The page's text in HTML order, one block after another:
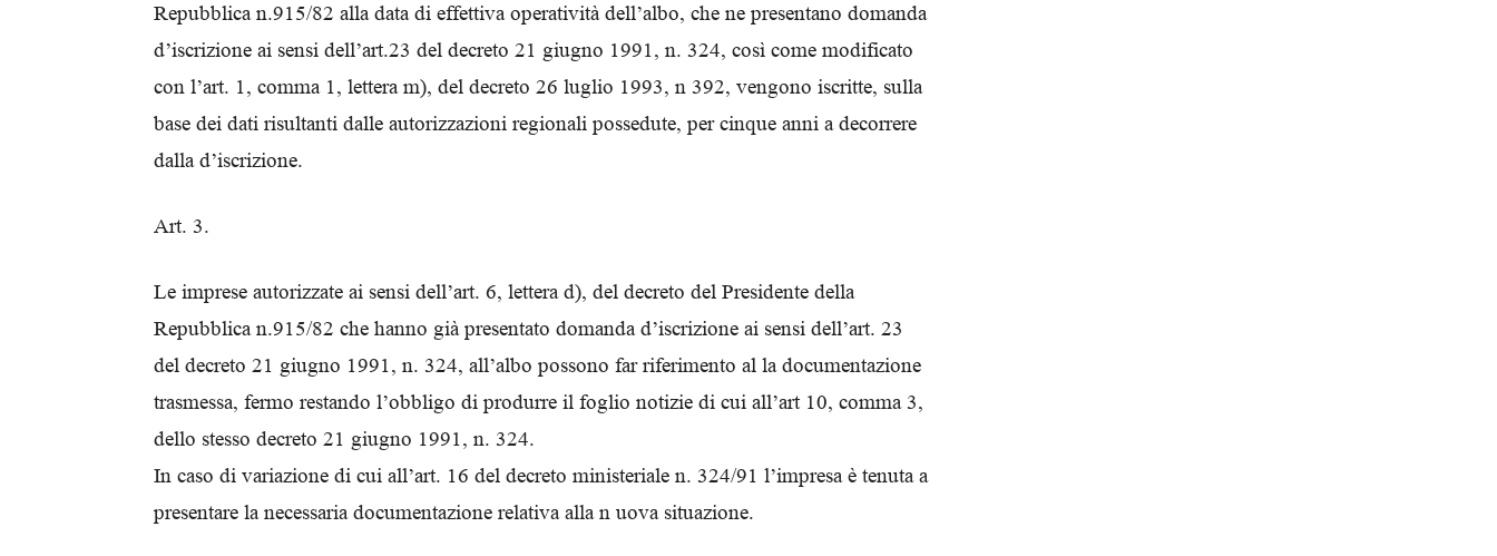
Repubblica n.915/82 alla data di effettiva operatività dell’albo, che ne presentano domanda
d’iscrizione ai sensi dell’art.23 del decreto 21 giugno 1991, n. 324, così come modificato
con l’art. 1, comma 1, lettera m), del decreto 26 luglio 1993, n 392, vengono iscritte, sulla
base dei dati risultanti dalle autorizzazioni regionali possedute, per cinque anni a decorrere
dalla d’iscrizione.
Art. 3.
Le imprese autorizzate ai sensi dell’art. 6, lettera d), del decreto del Presidente della
Repubblica n.915/82 che hanno già presentato domanda d’iscrizione ai sensi dell’art. 23
del decreto 21 giugno 1991, n. 324, all’albo possono far riferimento al la documentazione
trasmessa, fermo restando l’obbligo di produrre il foglio notizie di cui all’art 10, comma 3,
dello stesso decreto 21 giugno 1991, n. 324.
In caso di variazione di cui all’art. 16 del decreto ministeriale n. 324/91 l’impresa è tenuta a
presentare la necessaria documentazione relativa alla n uova situazione.